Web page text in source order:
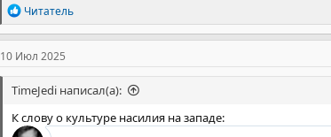
Р
е
а
к
и
Читатель
10 Июл 2025
TimeJedi написал(а):
К слову о культуре насилия на западе: